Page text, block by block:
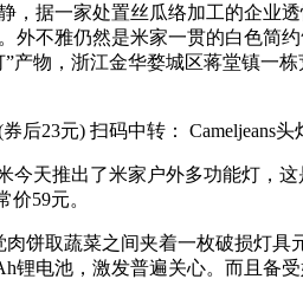
一家处置丝瓜络加工的企业透
不雅仍然是米家一贯的白色简
物，浙江金华婺城区蒋堂镇一
23元) 扫码中转： Cameljeans头
天推出了米家户外多功能灯，
59元。
取蔬菜之间夹着一枚破损灯具
电池，激发普遍关心。而且备